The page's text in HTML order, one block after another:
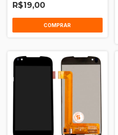
R$19,00
COMPRAR